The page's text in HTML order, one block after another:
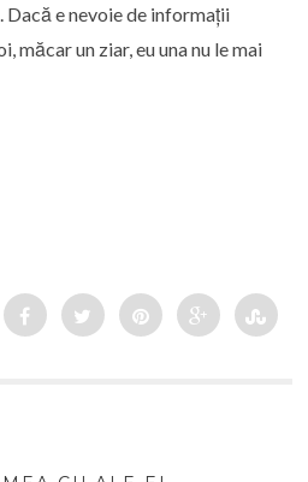
e nevoie de informații
măcar un ziar, eu una nu le mai